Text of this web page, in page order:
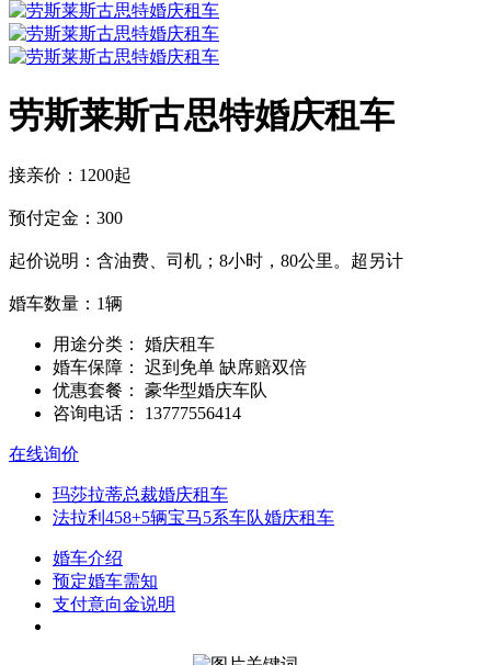
劳斯莱斯古思特婚庆租车
接亲价：1200起
预付定金：300
起价说明：含油费、司机；8小时，80公里。超另计
婚车数量：1辆
用途分类：
婚庆租车
婚车保障：
迟到免单 缺席赔双倍
优惠套餐：
豪华型婚庆车队
咨询电话：
13777556414
在线询价
玛莎拉蒂总裁婚庆租车
法拉利458+5辆宝马5系车队婚庆租车
婚车介绍
预定婚车需知
支付意向金说明